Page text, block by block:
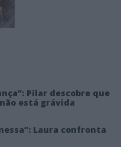
Pilar descobre que
está grávida
Laura confronta